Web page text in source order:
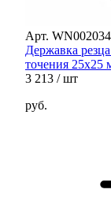
Арт.
Державка
точения 25х25
3 213 / шт
руб.